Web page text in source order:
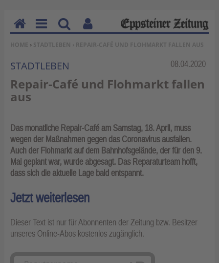
SIE BEFINDEN SICH HIER:
HOME › STADTLEBEN › REPAIR-CAFÉ UND FLOHMARKT FALLEN AUS
Rubrik:
STADTLEBEN 08.04.2020
Repair-Café und Flohmarkt fallen
aus
Das monatliche Repair-Café am Samstag, 18. April, muss
wegen der Maßnahmen gegen das Coronavirus ausfallen.
Auch der Flohmarkt auf dem Bahnhofsgelände, der für den 9.
Mai geplant war, wurde abgesagt. Das Reparaturteam hofft,
dass sich die aktuelle Lage bald entspannt.
Jetzt weiterlesen
Dieser Text ist nur für Abonnenten der Zeitung bzw. Besitzer
unseres Online-Abos kostenlos zugänglich.
Anmelden
H
o
m
e
M
en
u
Su
ch
en
Be
nu
un
en